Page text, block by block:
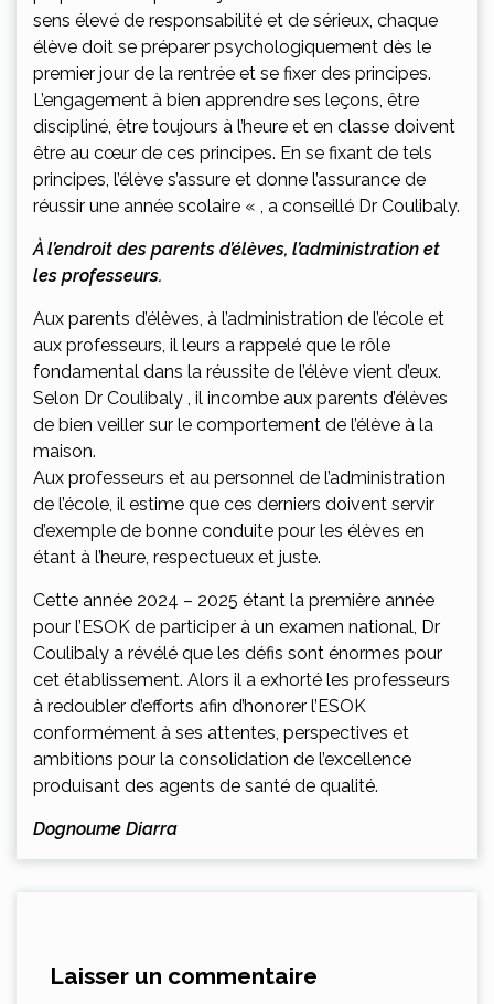
sens élevé de responsabilité et de sérieux, chaque
élève doit se préparer psychologiquement dès le
premier jour de la rentrée et se fixer des principes.
L’engagement à bien apprendre ses leçons, être
discipliné, être toujours à l’heure et en classe doivent
être au cœur de ces principes. En se fixant de tels
principes, l’élève s’assure et donne l’assurance de
réussir une année scolaire « , a conseillé Dr Coulibaly.
À l’endroit des parents d’élèves, l’administration et
les professeurs.
Aux parents d’élèves, à l’administration de l’école et
aux professeurs, il leurs a rappelé que le rôle
fondamental dans la réussite de l’élève vient d’eux.
Selon Dr Coulibaly , il incombe aux parents d’élèves
de bien veiller sur le comportement de l’élève à la
maison.
Aux professeurs et au personnel de l’administration
de l’école, il estime que ces derniers doivent servir
d’exemple de bonne conduite pour les élèves en
étant à l’heure, respectueux et juste.
Cette année 2024 – 2025 étant la première année
pour l’ESOK de participer à un examen national, Dr
Coulibaly a révélé que les défis sont énormes pour
cet établissement. Alors il a exhorté les professeurs
à redoubler d’efforts afin d’honorer l’ESOK
conformément à ses attentes, perspectives et
ambitions pour la consolidation de l’excellence
produisant des agents de santé de qualité.
Dognoume Diarra
Laisser un commentaire